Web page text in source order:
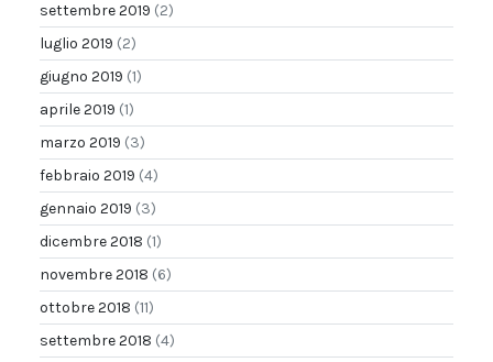
settembre 2019 (2)
luglio 2019 (2)
giugno 2019 (1)
aprile 2019 (1)
marzo 2019 (3)
febbraio 2019 (4)
gennaio 2019 (3)
dicembre 2018 (1)
novembre 2018 (6)
ottobre 2018 (11)
settembre 2018 (4)